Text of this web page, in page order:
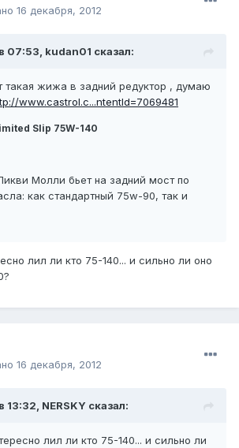
16 декабря, 2012
07:53, kudan01 сказал:
такая жижа в задний редуктор , думаю
www.castrol.c...ntentId=7069481
Slip 75W-140
Молли бьет на задний мост по
как стандартный 75w-90, так и
лил ли кто 75-140... и сильно ли оно
16 декабря, 2012
13:32, NERSKY сказал:
лил ли кто 75-140... и сильно ли